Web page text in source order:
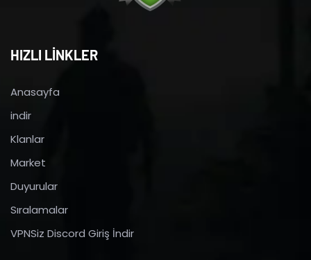
HIZLI LİNKLER
Anasayfa
indir
Klanlar
Market
Duyurular
Sıralamalar
VPNSiz Discord Giriş İndir